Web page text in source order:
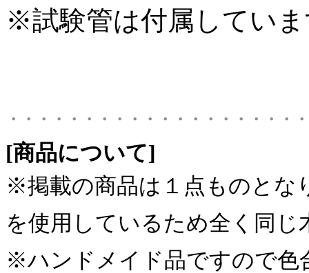
※試験管は付属してい
・・・・・・・・・・・・・・・・・・・
[商品について]
※掲載の商品は１点ものとな
を使用しているため全く同
※ハンドメイド品ですので色